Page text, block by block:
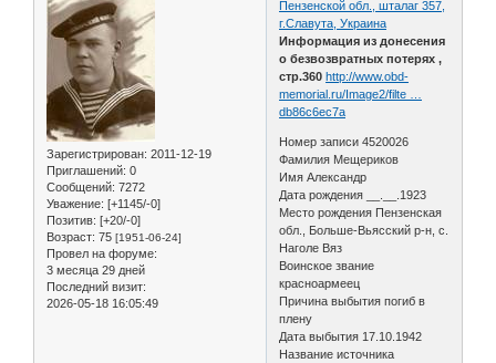
Зарегистрирован: 2011-12-19
Приглашений: 0
Сообщений: 7272
Уважение: [+1145/-0]
Позитив: [+20/-0]
Возраст: 75 [1951-06-24]
Провел на форуме:
3 месяца 29 дней
Последний визит:
2026-05-18 16:05:49
Пензенской обл., шталаг 357,
г.Славута, Украина
Информация из донесения
о безвозвратных потерях ,
стр.360 http://www.obd-
memorial.ru/Image2/filte …
db86c6ec7a
Номер записи 4520026
Фамилия Мещериков
Имя Александр
Дата рождения __.__.1923
Место рождения Пензенская
обл., Больше-Вьясский р-н, с.
Наголе Вяз
Воинское звание
красноармеец
Причина выбытия погиб в
плену
Дата выбытия 17.10.1942
Название источника